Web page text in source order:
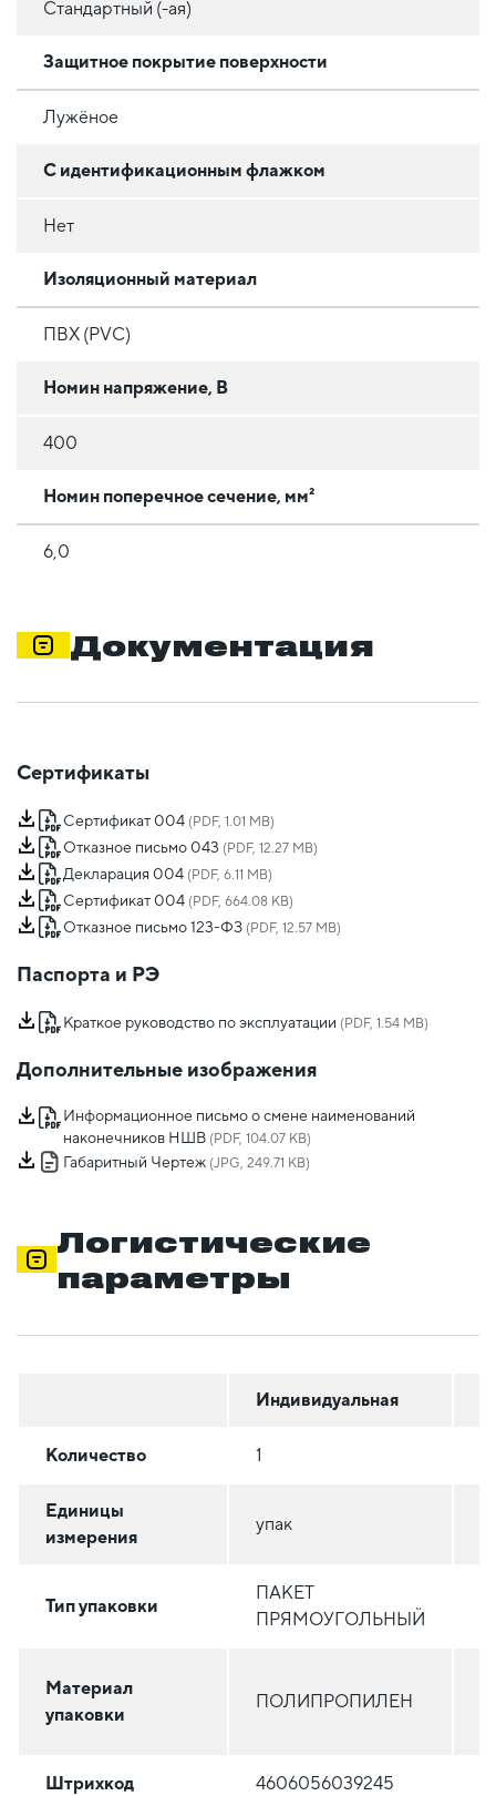
Стандартный (-ая)
Защитное покрытие поверхности
Лужёное
С идентификационным флажком
Нет
Изоляционный материал
ПВХ (PVC)
Номин напряжение, В
400
Номин поперечное сечение, мм²
6,0
Документация
Сертификаты
Сертификат 004 (PDF, 1.01 MB)
Отказное письмо 043 (PDF, 12.27 MB)
Декларация 004 (PDF, 6.11 MB)
Сертификат 004 (PDF, 664.08 KB)
Отказное письмо 123-ФЗ (PDF, 12.57 MB)
Паспорта и РЭ
Краткое руководство по эксплуатации (PDF, 1.54 MB)
Дополнительные изображения
Информационное письмо о смене наименований
наконечников НШВ (PDF, 104.07 KB)
Габаритный Чертеж (JPG, 249.71 KB)
Логистические
параметры
Индивидуальная
Количество 1
Единицы
измерения
упак
Тип упаковки
ПАКЕТ
ПРЯМОУГОЛЬНЫЙ
Материал
упаковки
ПОЛИПРОПИЛЕН
Штрихкод 4606056039245